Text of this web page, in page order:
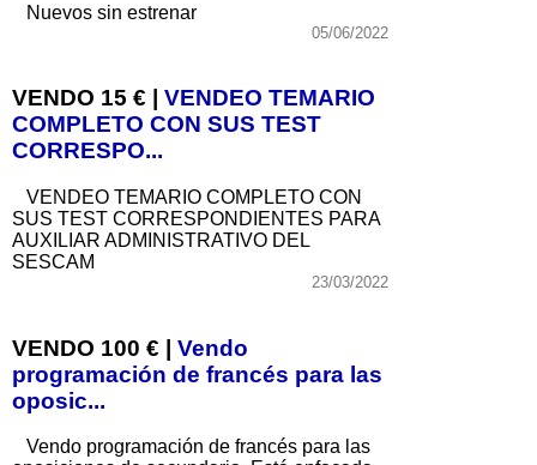
Nuevos sin estrenar
05/06/2022
VENDO 15 € | VENDEO TEMARIO
COMPLETO CON SUS TEST
CORRESPO...
VENDEO TEMARIO COMPLETO CON
SUS TEST CORRESPONDIENTES PARA
AUXILIAR ADMINISTRATIVO DEL
SESCAM
23/03/2022
VENDO 100 € | Vendo
programación de francés para las
oposic...
Vendo programación de francés para las